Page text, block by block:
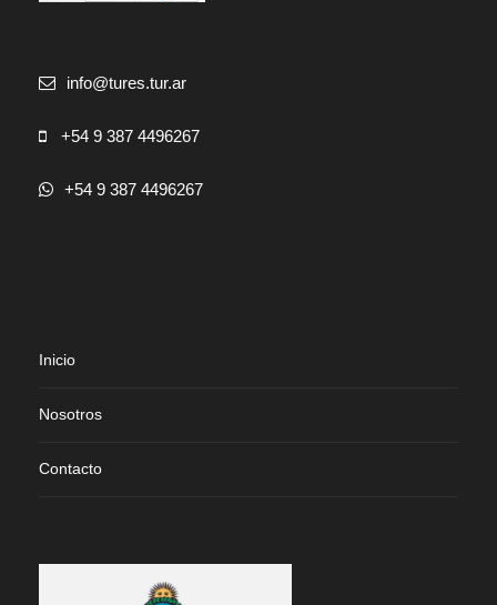
info@tures.tur.ar
+54 9 387 4496267
+54 9 387 4496267
Inicio
Nosotros
Contacto